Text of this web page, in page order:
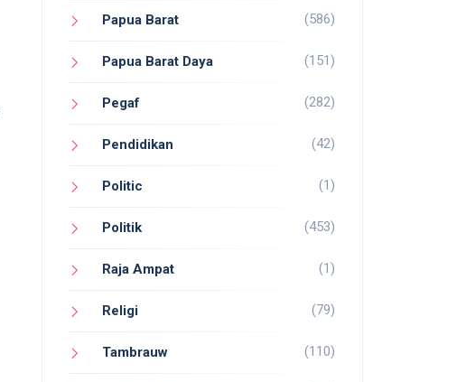
Papua Barat (586)
Papua Barat Daya (151)
Pegaf (282)
Pendidikan (42)
Politic (1)
Politik (453)
Raja Ampat (1)
Religi (79)
Tambrauw (110)